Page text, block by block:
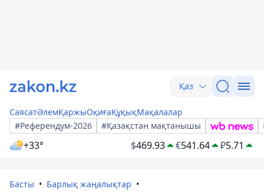
Қаз
СаясатӘлемҚаржыОқиғаҚұқықМақалалар
#Референдум-2026
#Қазақстан мақтанышы
+33° $469.93 €541.64 ₽5.71
Басты
Барлық жаңалықтар